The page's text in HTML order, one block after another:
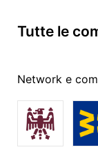
Tutte le
Network e